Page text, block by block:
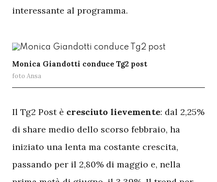
interessante al programma.
Monica Giandotti conduce Tg2 post
foto Ansa
Il Tg2 Post è cresciuto lievemente: dal 2,25%
di share medio dello scorso febbraio, ha
iniziato una lenta ma costante crescita,
passando per il 2,80% di maggio e, nella